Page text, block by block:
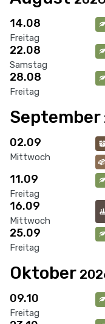
14.08
Freitag
22.08
Samstag
28.08
Freitag
September
02.09
Mittwoch
11.09
Freitag
16.09
Mittwoch
25.09
Freitag
Oktober
09.10
Freitag